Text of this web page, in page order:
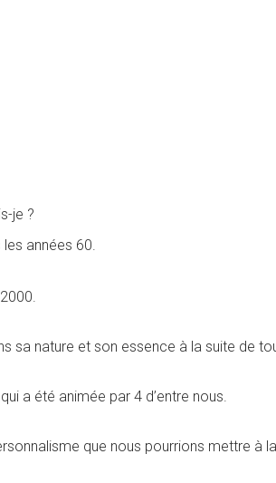
je ?
années 60.
sa nature et son essence à la suite de
a été animée par 4 d’entre nous.
que nous pourrions mettre à